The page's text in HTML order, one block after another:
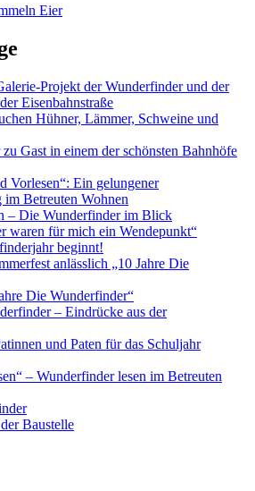
Eier
Projekt der Wunderfinder und der
Eisenbahnstraße
Hühner, Lämmer, Schweine und
Gast in einem der schönsten Bahnhöfe
Vorlesen“: Ein gelungener
im Betreuten Wohnen
– Die Wunderfinder im Blick
waren für mich ein Wendepunkt“
beginnt!
anlässlich „10 Jahre Die
Die Wunderfinder“
– Eindrücke aus der
und Paten für das Schuljahr
– Wunderfinder lesen im Betreuten
Baustelle